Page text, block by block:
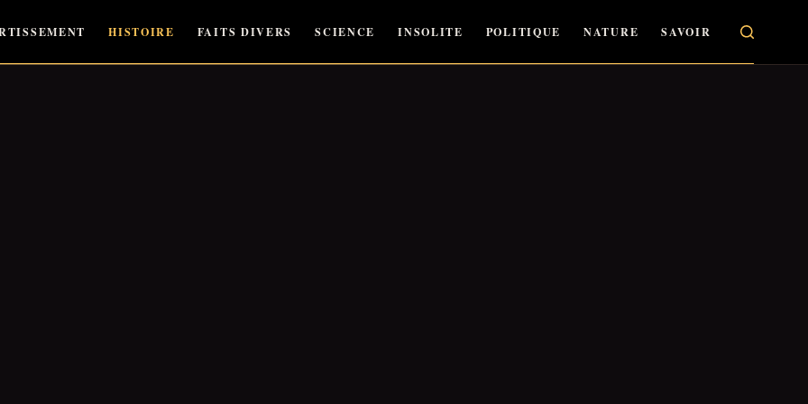
HISTOIRE FAITS DIVERS SCIENCE INSOLITE POLITIQUE NATURE SAVOIR